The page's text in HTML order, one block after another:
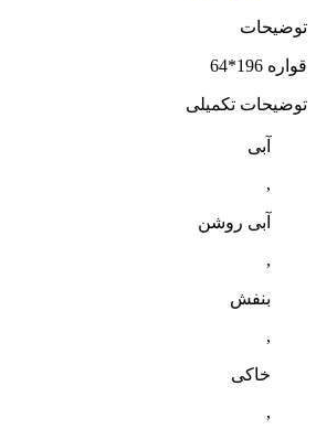
توضیحات
قواره 196*64
توضیحات تکمیلی
آبی
,
آبی روشن
,
بنفش
,
خاکی
,